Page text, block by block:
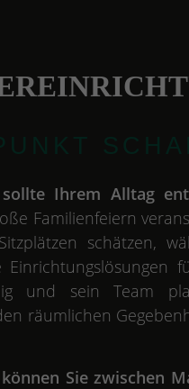
Ihrem Alltag
Familienfeiern
schätzen,
und sein Team
räumlichen
Sie zwischen